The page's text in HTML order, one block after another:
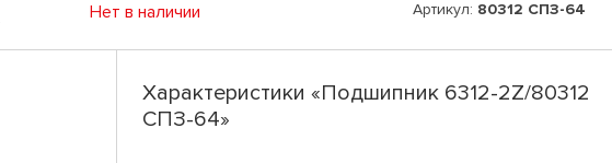
Нет в наличии Артикул: 80312 СПЗ-64
Характеристики «Подшипник 6312-2Z/80312
СПЗ-64»